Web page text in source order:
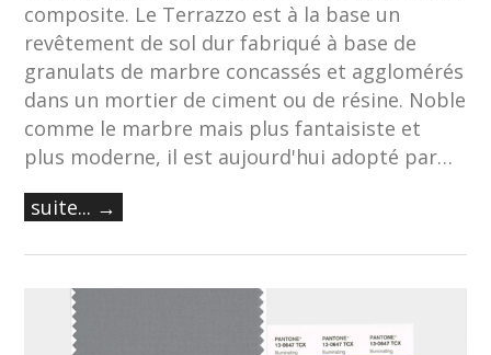
composite. Le Terrazzo est à la base un
revêtement de sol dur fabriqué à base de
granulats de marbre concassés et agglomérés
dans un mortier de ciment ou de résine. Noble
comme le marbre mais plus fantaisiste et
plus moderne, il est aujourd'hui adopté par…
suite... →